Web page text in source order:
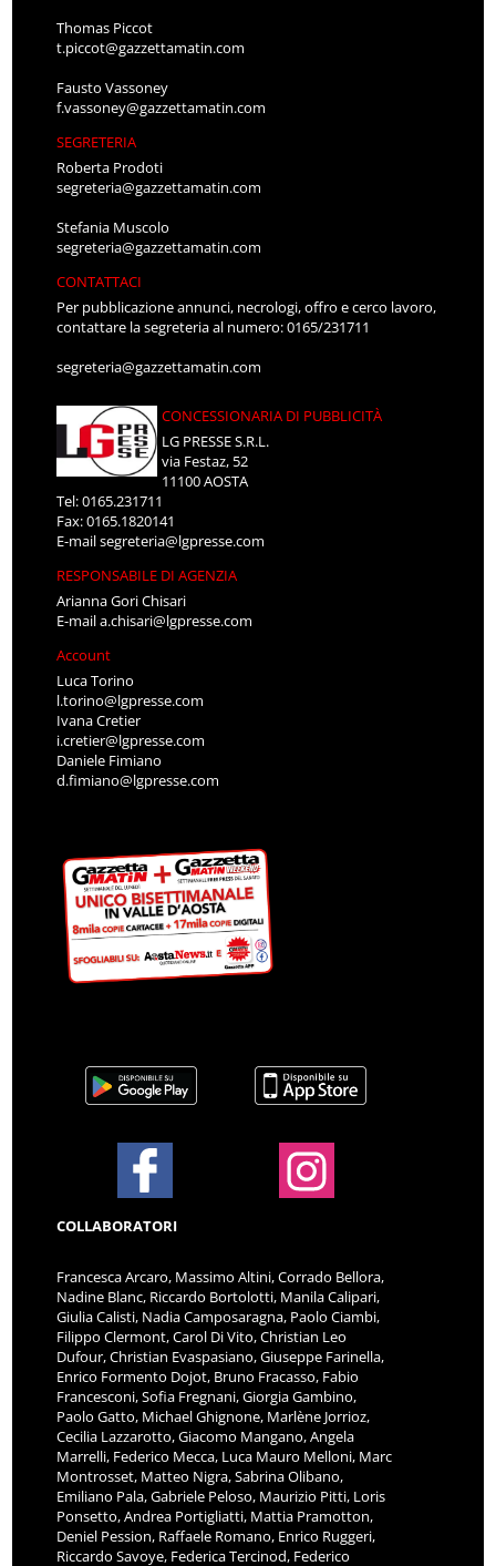
Thomas Piccot
t.piccot@gazzettamatin.com
Fausto Vassoney
f.vassoney@gazzettamatin.com
SEGRETERIA
Roberta Prodoti
segreteria@gazzettamatin.com
Stefania Muscolo
segreteria@gazzettamatin.com
CONTATTACI
Per pubblicazione annunci, necrologi, offro e cerco lavoro,
contattare la segreteria al numero: 0165/231711
segreteria@gazzettamatin.com
CONCESSIONARIA DI PUBBLICITÀ
LG PRESSE S.R.L.
via Festaz, 52
11100 AOSTA
Tel: 0165.231711
Fax: 0165.1820141
E-mailsegreteria@lgpresse.com
RESPONSABILE DI AGENZIA
Arianna Gori Chisari
E-maila.chisari@lgpresse.com
Account
Luca Torino
l.torino@lgpresse.com
Ivana Cretier
i.cretier@lgpresse.com
Daniele Fimiano
d.fimiano@lgpresse.com
COLLABORATORI
Francesca Arcaro, Massimo Altini, Corrado Bellora,
Nadine Blanc, Riccardo Bortolotti, Manila Calipari,
Giulia Calisti, Nadia Camposaragna, Paolo Ciambi,
Filippo Clermont, Carol Di Vito, Christian Leo
Dufour, Christian Evaspasiano, Giuseppe Farinella,
Enrico Formento Dojot, Bruno Fracasso, Fabio
Francesconi, Sofia Fregnani, Giorgia Gambino,
Paolo Gatto, Michael Ghignone, Marlène Jorrioz,
Cecilia Lazzarotto, Giacomo Mangano, Angela
Marrelli, Federico Mecca, Luca Mauro Melloni, Marc
Montrosset, Matteo Nigra, Sabrina Olibano,
Emiliano Pala, Gabriele Peloso, Maurizio Pitti, Loris
Ponsetto, Andrea Portigliatti, Mattia Pramotton,
Deniel Pession, Raffaele Romano, Enrico Ruggeri,
Riccardo Savoye, Federica Tercinod, Federico